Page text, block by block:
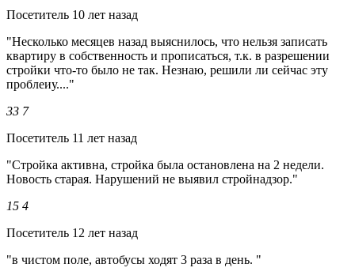
Посетитель 10 лет назад
"Несколько месяцев назад выяснилось, что нельзя записать
квартиру в собственность и прописаться, т.к. в разрешении
стройки что-то было не так. Незнаю, решили ли сейчас эту
проблеиу...."
33 7
Посетитель 11 лет назад
"Стройка активна, стройка была остановлена на 2 недели.
Новость старая. Нарушений не выявил стройнадзор."
15 4
Посетитель 12 лет назад
"в чистом поле, автобусы ходят 3 раза в день. "